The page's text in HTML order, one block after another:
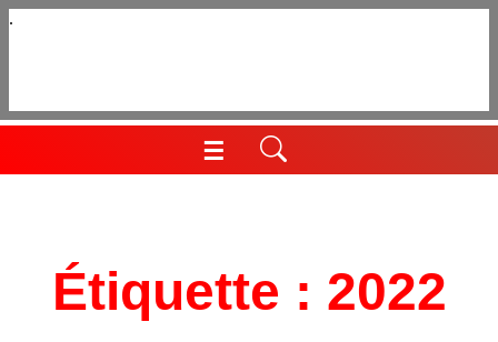
Aller
☰
Menu
Étiquette : 2022